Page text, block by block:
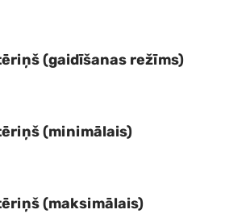
(gaidīšanas režīms)
(minimālais)
(maksimālais)